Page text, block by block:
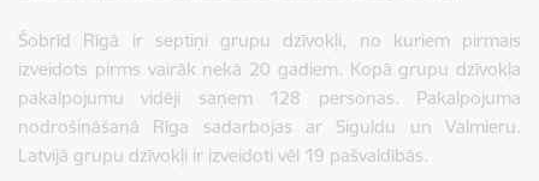
Šobrīd Rīgā ir septiņi grupu dzīvokļi, no kuriem pirmais
izveidots pirms vairāk nekā 20 gadiem. Kopā grupu dzīvokļa
pakalpojumu vidēji saņem 128 personas. Pakalpojuma
nodrošināšanā Rīga sadarbojas ar Siguldu un Valmieru.
Latvijā grupu dzīvokļi ir izveidoti vēl 19 pašvaldībās.